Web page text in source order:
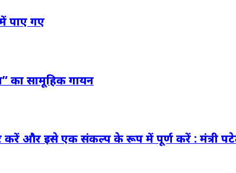
पाए गए
का सामूहिक गायन
करें और इसे एक संकल्प के रूप में पूर्ण करें : मंत्री